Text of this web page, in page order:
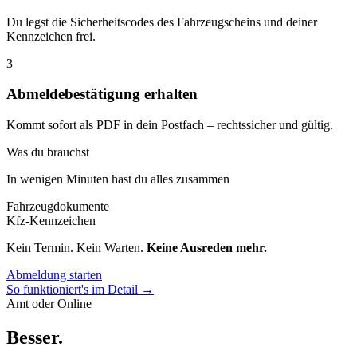
Du legst die Sicherheitscodes des Fahrzeugscheins und deiner
Kennzeichen frei.
3
Abmeldebestätigung erhalten
Kommt sofort als PDF in dein Postfach – rechtssicher und gültig.
Was du brauchst
In wenigen Minuten hast du alles zusammen
Fahrzeugdokumente
Kfz-Kennzeichen
Kein Termin. Kein Warten. Keine Ausreden mehr.
Abmeldung starten
So funktioniert's im Detail →
Amt oder Online
Besser.